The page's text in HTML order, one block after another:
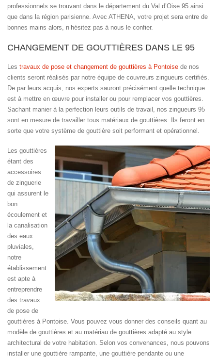
professionnels se trouvant dans le département du Val d’Oise 95 ainsi
que dans la région parisienne. Avec ATHENA, votre projet sera entre de
bonnes mains alors, n’hésitez pas à nous le confier.
CHANGEMENT DE GOUTTIÈRES DANS LE 95
Les travaux de pose et changement de gouttières à Pontoise de nos
clients seront réalisés par notre équipe de couvreurs zingueurs certifiés.
De par leurs acquis, nos experts sauront précisément quelle technique
est à mettre en œuvre pour installer ou pour remplacer vos gouttières.
Sachant manier à la perfection leurs outils de travail, nos zingueurs 95
sont en mesure de travailler tous matériaux de gouttières. Ils feront en
sorte que votre système de gouttière soit performant et opérationnel.
Les gouttières
étant des
accessoires
de zinguerie
qui assurent le
bon
écoulement et
la canalisation
des eaux
pluviales,
notre
établissement
est apte à
entreprendre
des travaux
de pose de
gouttières à Pontoise. Vous pouvez vous donner des conseils quant au
modèle de gouttières et au matériau de gouttières adapté au style
architectural de votre habitation. Selon vos convenances, nous pouvons
installer une gouttière rampante, une gouttière pendante ou une